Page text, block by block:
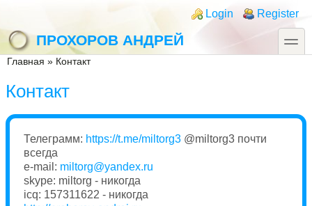
Login links
Login Register
ПРОХОРОВ АНДРЕЙ
toggle
Вы здесь
Главная » Контакт
Контакт
Телеграмм: https://t.me/miltorg3 @miltorg3 почти
всегда
e-mail: miltorg@yandex.ru
skype: miltorg - никогда
icq: 157311622 - никогда